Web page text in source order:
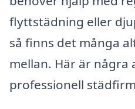
flyttstädning eller
så finns det många
mellan. Här är några
professionell